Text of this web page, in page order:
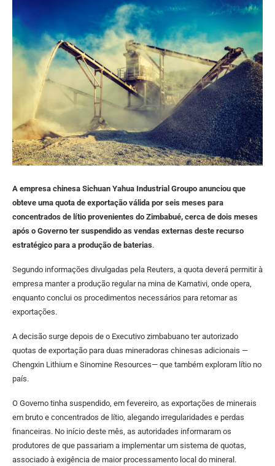
A empresa chinesa Sichuan Yahua Industrial Groupo anunciou que
obteve uma quota de exportação válida por seis meses para
concentrados de lítio provenientes do Zimbabué, cerca de dois meses
após o Governo ter suspendido as vendas externas deste recurso
estratégico para a produção de baterias.
Segundo informações divulgadas pela Reuters, a quota deverá permitir à
empresa manter a produção regular na mina de Kamativi, onde opera,
enquanto conclui os procedimentos necessários para retomar as
exportações.
A decisão surge depois de o Executivo zimbabuano ter autorizado
quotas de exportação para duas mineradoras chinesas adicionais —
Chengxin Lithium e Sinomine Resources— que também exploram lítio no
país.
O Governo tinha suspendido, em fevereiro, as exportações de minerais
em bruto e concentrados de lítio, alegando irregularidades e perdas
financeiras. No início deste mês, as autoridades informaram os
produtores de que passariam a implementar um sistema de quotas,
associado à exigência de maior processamento local do mineral.